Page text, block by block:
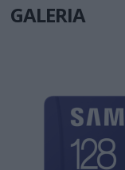
GALERIA